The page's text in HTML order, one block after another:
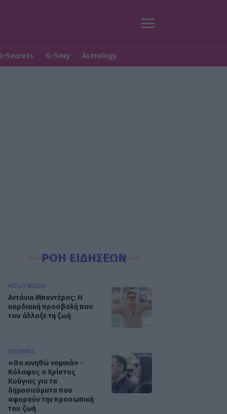
Secrets G-Sexy Astrology
ΡΟΗ ΕΙΔΗΣΕΩΝ
HOLLYWOOD
Αντόνιο Μπαντέρας: Η
καρδιακή προσβολή που
του άλλαξε τη ζωή
SHOWBIZ
«Θα κινηθώ νομικά» -
Κόλαφος ο Χρίστος
Κούγιας για τα
δημοσιεύματα που
αφορούν την προσωπική
του ζωή